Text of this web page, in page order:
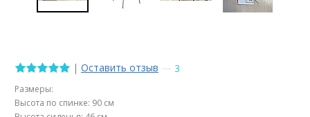
| Оставить отзыв — 3
Размеры:
Высота по спинке: 90 см